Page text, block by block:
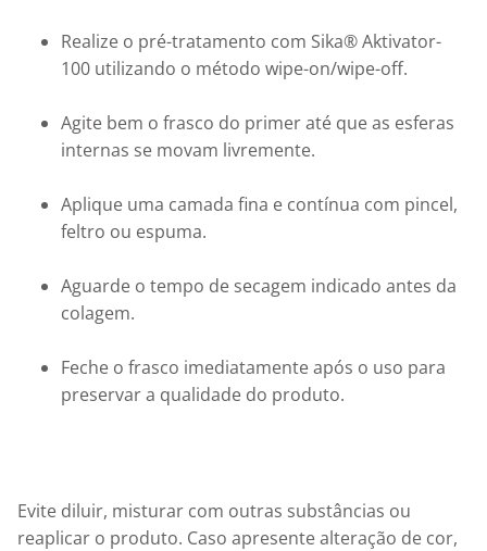
Realize o pré-tratamento com Sika® Aktivator-
100 utilizando o método wipe-on/wipe-off.
Agite bem o frasco do primer até que as esferas
internas se movam livremente.
Aplique uma camada fina e contínua com pincel,
feltro ou espuma.
Aguarde o tempo de secagem indicado antes da
colagem.
Feche o frasco imediatamente após o uso para
preservar a qualidade do produto.
Evite diluir, misturar com outras substâncias ou
reaplicar o produto. Caso apresente alteração de cor,